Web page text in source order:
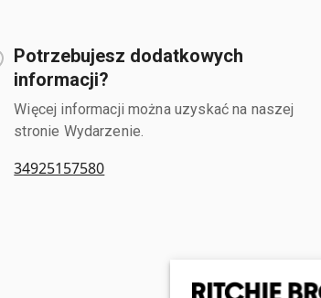
Potrzebujesz dodatkowych
informacji?
Więcej informacji można uzyskać na naszej
stronie Wydarzenie.
34925157580